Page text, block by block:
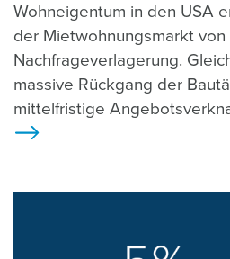
Wohneigentum in den USA
der Mietwohnungsmarkt
Nachfrageverlagerung.
massive Rückgang der
mittelfristige